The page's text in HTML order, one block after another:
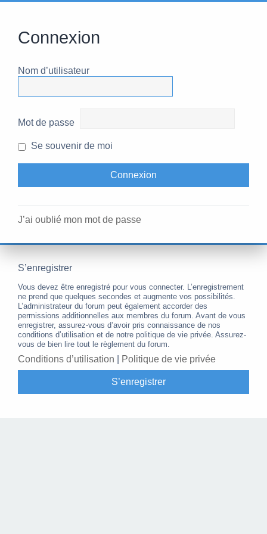
Connexion
Nom d’utilisateur
Mot de passe
Se souvenir de moi
J’ai oublié mon mot de passe
S’enregistrer
Vous devez être enregistré pour vous connecter. L’enregistrement
ne prend que quelques secondes et augmente vos possibilités.
L’administrateur du forum peut également accorder des
permissions additionnelles aux membres du forum. Avant de vous
enregistrer, assurez-vous d’avoir pris connaissance de nos
conditions d’utilisation et de notre politique de vie privée. Assurez-
vous de bien lire tout le règlement du forum.
Conditions d’utilisation Politique de vie privée
S’enregistrer